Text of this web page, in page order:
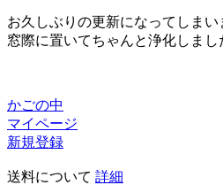
お久しぶりの更新になってしま
窓際に置いてちゃんと浄化しま
かごの中
マイページ
新規登録
送料について 詳細